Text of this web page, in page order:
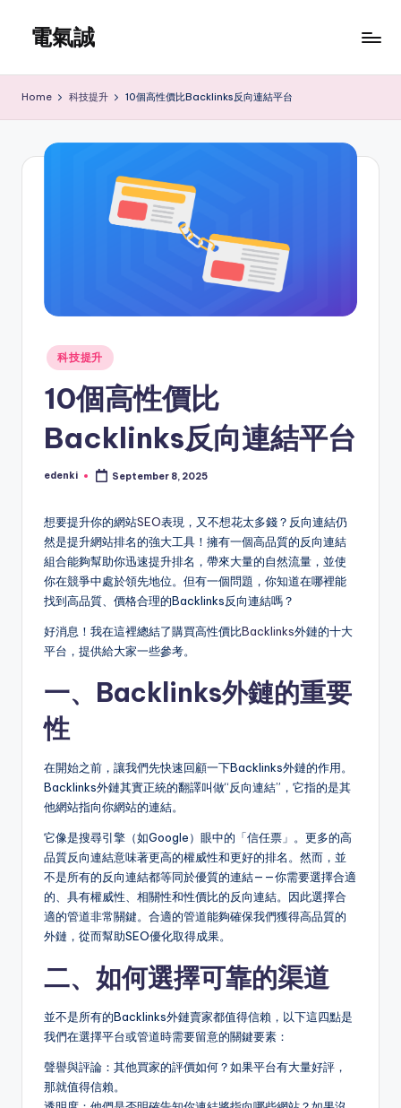
content
電氣誠
Home 科技提升 10個高性價比Backlinks反向連結平台
Posted
in
科技提升
10個高性價比
Backlinks反向連結平台
Posted
edenki September 8, 2025
想要提升你的網站SEO表現，又不想花太多錢？反向連結仍
然是提升網站排名的強大工具！擁有一個高品質的反向連結
組合能夠幫助你迅速提升排名，帶來大量的自然流量，並使
你在競爭中處於領先地位。但有一個問題，你知道在哪裡能
找到高品質、價格合理的Backlinks反向連結嗎？
好消息！我在這裡總結了購買高性價比Backlinks外鏈的十大
平台，提供給大家一些參考。
一、Backlinks外鏈的重要
性
在開始之前，讓我們先快速回顧一下Backlinks外鏈的作用。
Backlinks外鏈其實正統的翻譯叫做“反向連結”，它指的是其
他網站指向你網站的連結。
它像是搜尋引擎（如Google）眼中的「信任票」。更多的高
品質反向連結意味著更高的權威性和更好的排名。然而，並
不是所有的反向連結都等同於優質的連結——你需要選擇合適
的、具有權威性、相關性和性價比的反向連結。因此選擇合
適的管道非常關鍵。合適的管道能夠確保我們獲得高品質的
外鏈，從而幫助SEO優化取得成果。
二、如何選擇可靠的渠道
並不是所有的Backlinks外鏈賣家都值得信賴，以下這四點是
我們在選擇平台或管道時需要留意的關鍵要素：
聲譽與評論：其他買家的評價如何？如果平台有大量好評，
那就值得信賴。